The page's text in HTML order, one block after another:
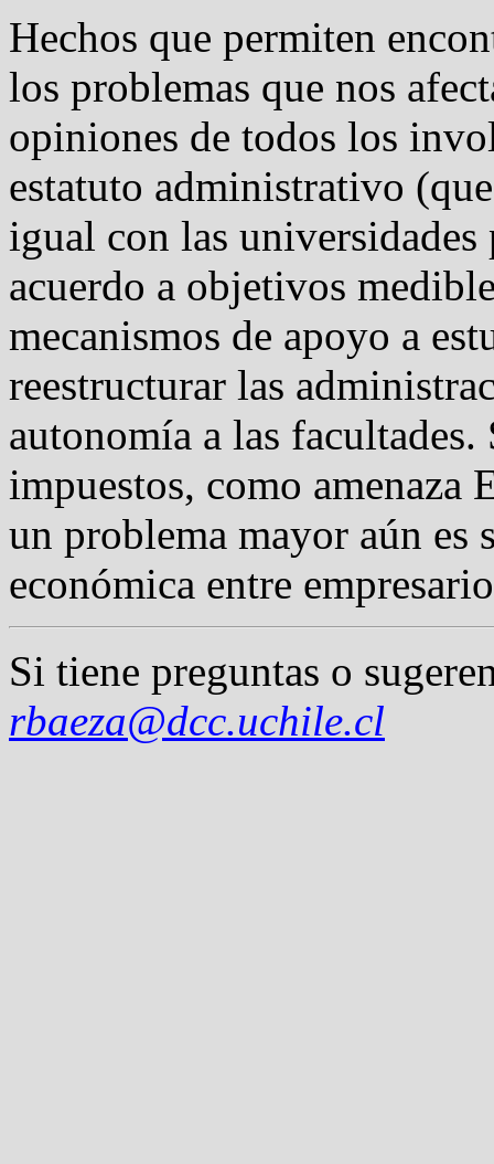
Hechos que permiten
los problemas que nos
opiniones de todos los
estatuto administrativo
igual con las universidades
acuerdo a objetivos
mecanismos de apoyo a
reestructurar las
autonomía a las
impuestos, como
un problema mayor aún es
económica entre
Si tiene preguntas o
rbaeza@dcc.uchile.cl